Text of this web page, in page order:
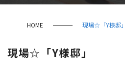
HOME 現場☆「Y様邸」
現場☆「Y様邸」